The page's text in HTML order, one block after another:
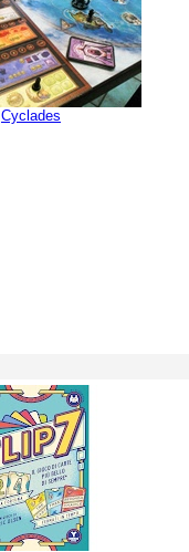
Cyclades